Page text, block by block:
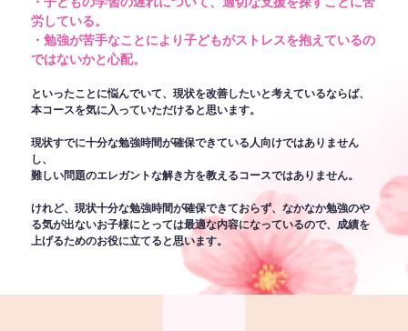
労している。
・勉強が苦手なことにより子どもがストレスを抱えているの
ではないかと心配。
といったことに悩んでいて、現状を改善したいと考えているならば、
本コースを気に入っていただけると思います。
現状すでに十分な勉強時間が確保できている人向けではありません
し、
難しい問題のエレガントな解き方を教えるコースではありません。
けれど、現状十分な勉強時間が確保できておらず、なかなか勉強のや
る気が出ないお子様にとっては最適な内容になっているので、成績を
上げるためのお役に立てると思います。